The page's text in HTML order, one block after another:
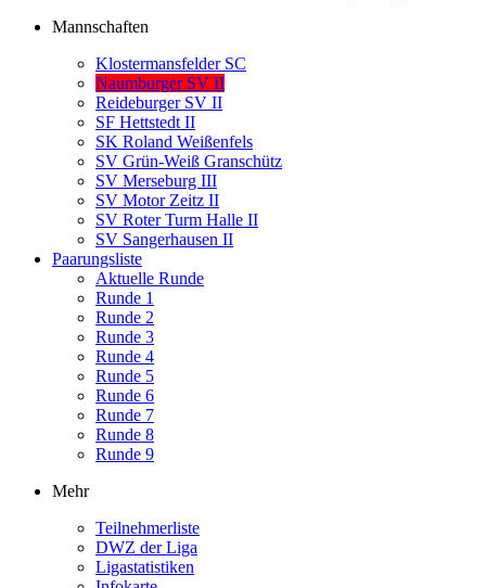
Mannschaften
Klostermansfelder SC
Naumburger SV II
Reideburger SV II
SF Hettstedt II
SK Roland Weißenfels
SV Grün-Weiß Granschütz
SV Merseburg III
SV Motor Zeitz II
SV Roter Turm Halle II
SV Sangerhausen II
Paarungsliste
Aktuelle Runde
Runde 1
Runde 2
Runde 3
Runde 4
Runde 5
Runde 6
Runde 7
Runde 8
Runde 9
Mehr
Teilnehmerliste
DWZ der Liga
Ligastatistiken